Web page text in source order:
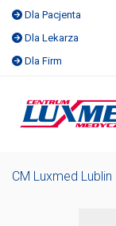
Dla Pacjenta
Dla Lekarza
Dla Firm
CM Luxmed Lublin